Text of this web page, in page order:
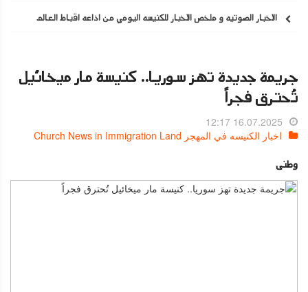
الاخبار الصوتيه و ملخص الاخبار للكنيسه اليومي من اذاعه اقباط العالم
جريمة جديدة تهز سوريا.. كنيسة مار ميخائيل
تُحترق فجراً
16.07.2025 12:17
اخبار الكنيسه في المهجر Church News in Immigration Land
وطنى